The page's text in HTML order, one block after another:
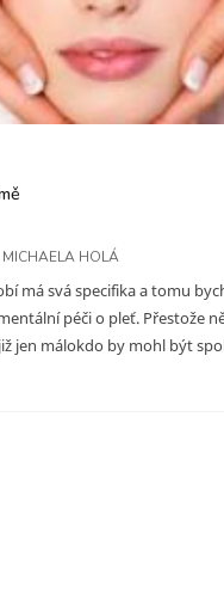
MICHAELA HOLÁ
má svá specifika a tomu
péči o pleť. Přestože
jen málokdo by mohl být